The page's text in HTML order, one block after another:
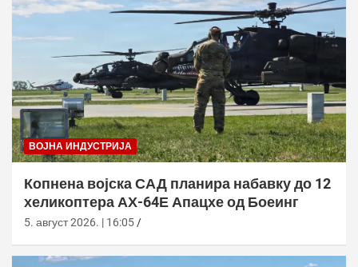
ВОЈНА ИНДУСТРИЈА
Копнена војска САД планира набавку до 12
хеликоптера АХ-64Е Апацхе од Боеинг
5. август 2026. | 16:05